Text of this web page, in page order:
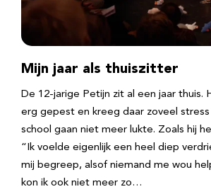
Mijn jaar als thuiszitter
De 12-jarige Petijn zit al een jaar thuis.
erg gepest en kreeg daar zoveel stress
school gaan niet meer lukte. Zoals hij
“Ik voelde eigenlijk een heel diep
mij begreep, alsof niemand me wou
kon ik ook niet meer zo…